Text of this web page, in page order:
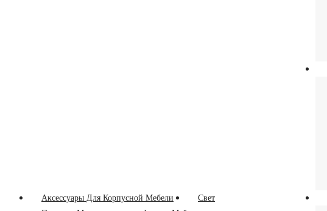
Аксессуары Для Корпусной Мебели
Свет